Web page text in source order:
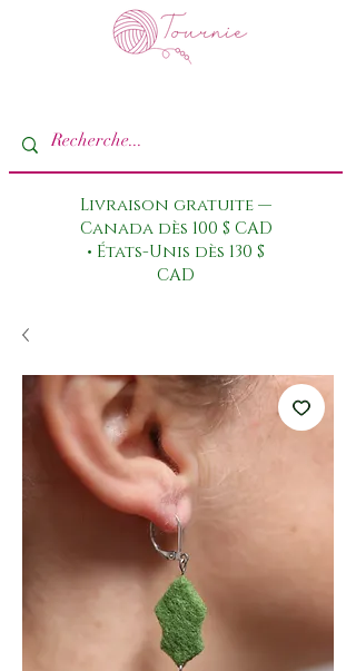
Livraison gratuite —
Canada dès 100 $ CAD
• États-Unis dès 130 $
CAD